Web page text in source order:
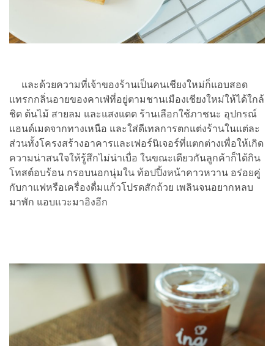
และด้วยความที่เจ้าของร้านเป็นคนเชียงใหม่ก็แอบสอด
แทรกกลิ่นอายของคาเฟ่ที่อยู่ตามชานเมืองเชียงใหม่ให้ได้ใกล้
ชิด ต้นไม้ สายลม และแสงแดด ร้านเลือกใช้ภาชนะ อุปกรณ์
แฮนด์เมดจากทางเหนือ และใส่ดีเทลการตกแต่งร้านในแต่ละ
ส่วนทั้งโครงสร้างอาคารและเฟอร์นิเจอร์ที่แตกต่างเพื่อให้เกิด
ความน่าสนใจให้รู้สึกไม่น่าเบื่อ ในขณะเดียวกันลูกค้าก็ได้กิน
โทสต์อบร้อน กรอบนอกนุ่มใน ท้อปปิ้งหน้าคาวหวาน อร่อยคู่
กับกาแฟหรือเครื่องดื่มแก้วโปรดสักถ้วย เพลินจนอยากหลบ
มาพัก แอบแวะมาอิงอีก